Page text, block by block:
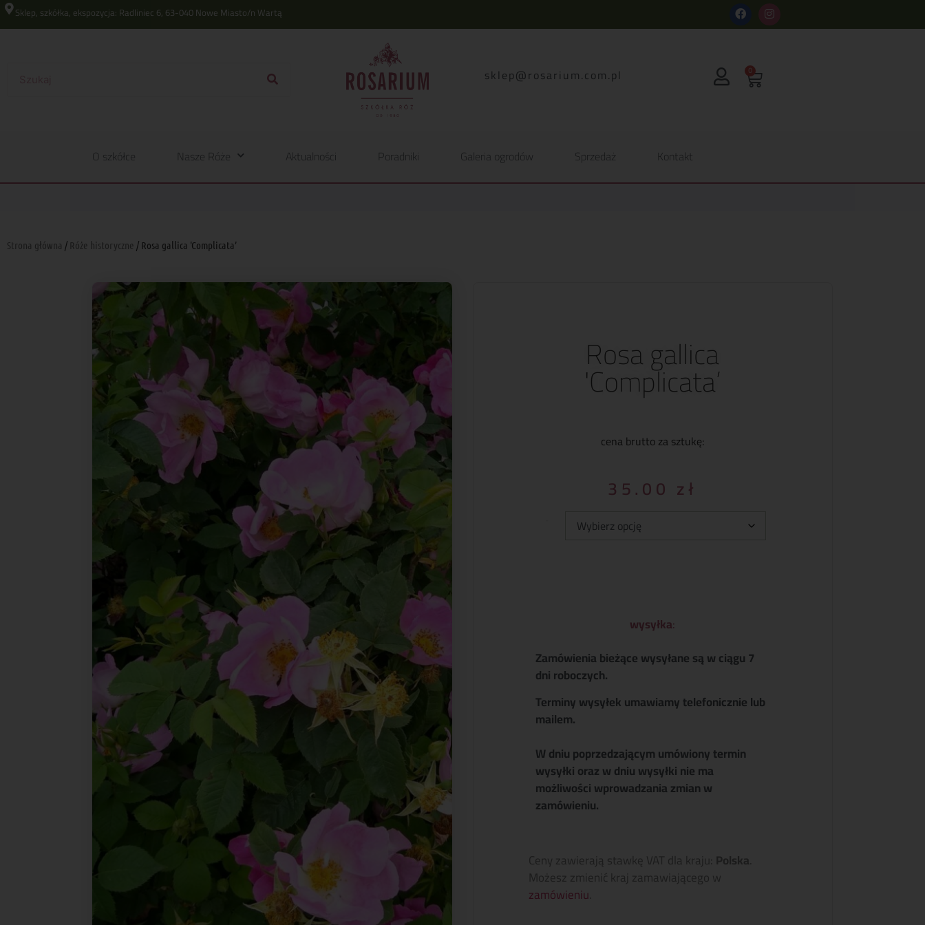
Sklep, szkółka, ekspozycja: Radliniec 6, 63-040 Nowe Miasto/n Wartą
lp.moc.muirasor@pelks 0
O szkółce Nasze Róże Aktualności Poradniki Galeria ogrodów Sprzedaż Kontakt
Strona główna / Róże historyczne / Rosa gallica 'Complicata’
Rosa gallica
'Complicata’
cena brutto za sztukę:
35.00 zł
wysyłka:
Zamówienia bieżące wysyłane są w ciągu 7
dni roboczych.
Terminy wysyłek umawiamy telefonicznie lub
mailem.
W dniu poprzedzającym umówiony termin
wysyłki oraz w dniu wysyłki nie ma
możliwości wprowadzania zmian w
zamówieniu.
Ceny zawierają stawkę VAT dla kraju: Polska
Możesz zmienić kraj zamawiającego w
zamówieniu